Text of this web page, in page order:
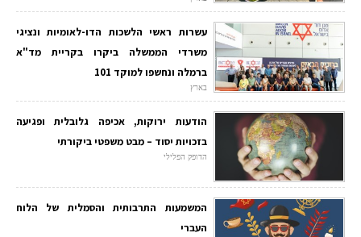
עשרות ראשי הלשכות הדו-לאומיות ונציגי
משרדי הממשלה ביקרו בקריית מד"א
ברמלה ונחשפו למוקד 101
בארץ
הודעות ירוקות, אכיפה גלובלית ופגיעה
בזכויות יסוד – מבט משפטי ביקורתי
הדופק הפלילי
המשמעות התרבותית והסמלית של הלוח
העברי